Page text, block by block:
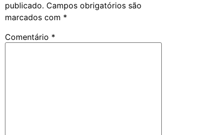
publicado. Campos obrigatórios são
marcados com *
Comentário *